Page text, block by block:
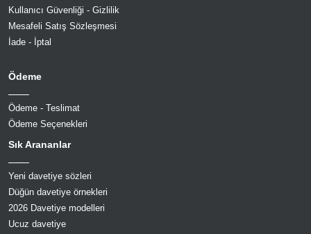
Kullanıcı Güvenliği - Gizlilik
Mesafeli Satış Sözleşmesi
İade - İptal
Ödeme
Ödeme - Teslimat
Ödeme Seçenekleri
Sık Arananlar
Yeni davetiye sözleri
Düğün davetiye örnekleri
2026 Davetiye modelleri
Ucuz davetiye